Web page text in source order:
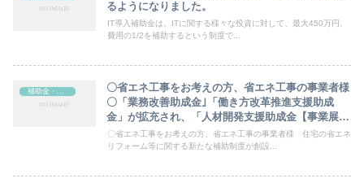
るようになりました。
IT導入補助金は、ITに関する様々な投資に対して、最大450万円、
費用の1/2を補助するという制度で...
〇省エネ工事をお考えの方、省エネ工事の事業者様
〇「業務改善助成金｣「働き方改革推進支援助成
金」が拡充され、「人材開発支援助成金【事業展開
等リスキリング支援コース（仮称） 】の新設」が
なされる予定です。
〇省エネ工事をお考えの方、省エネ工事の事業者様 住宅の省エネ
リフォーム等に関する新たな補助制度が創設...